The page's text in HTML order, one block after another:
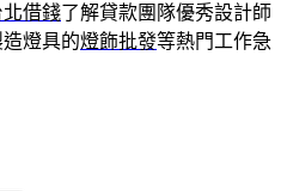
北借錢了解貸款團隊優秀設計師
燈具的燈飾批發等熱門工作急